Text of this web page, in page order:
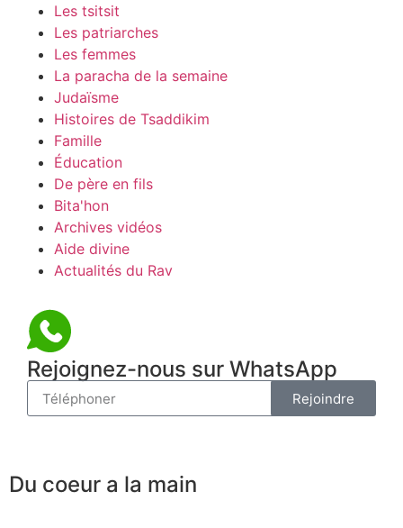
Les tsitsit
Les patriarches
Les femmes
La paracha de la semaine
Judaïsme
Histoires de Tsaddikim
Famille
Éducation
De père en fils
Bita'hon
Archives vidéos
Aide divine
Actualités du Rav
Rejoignez-nous sur WhatsApp
Rejoindre
Du coeur a la main